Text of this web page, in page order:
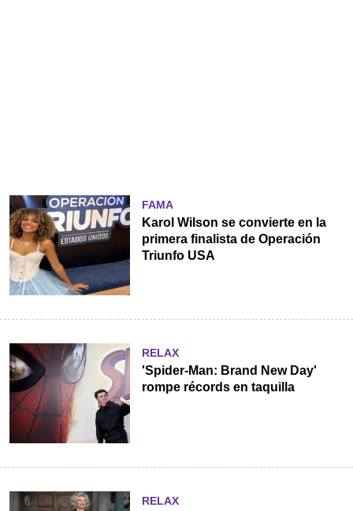
FAMA
Karol Wilson se convierte en la
primera finalista de Operación
Triunfo USA
RELAX
'Spider-Man: Brand New Day'
rompe récords en taquilla
RELAX